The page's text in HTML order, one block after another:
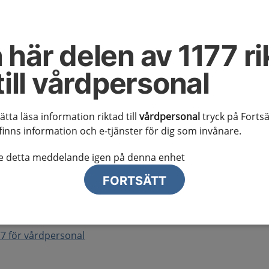
här delen av 1177
vårdpersonal
läsa information riktad till vårdpersonaltryck på
information och e-tjänster för dig som invånare.
detta meddelande igen på denna enhet
FORTSÄTT
omhändertagande av depressiva tillstånd inom
sammanhållet vårdförlopp
1177 för vårdpersonal
för vårdpersonal